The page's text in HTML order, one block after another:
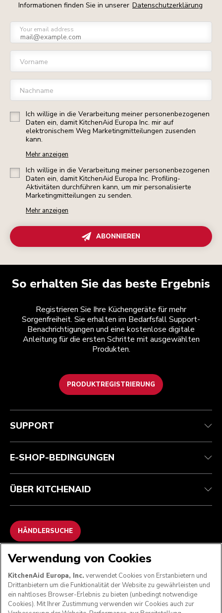
Informationen finden Sie in unserer Datenschutzerklärung
Your email address
Vorname
Nachname
Ich willige in die Verarbeitung meiner personenbezogenen
Daten ein, damit KitchenAid Europa Inc. mir auf
elektronischem Weg Marketingmitteilungen zusenden
kann.
Mehr anzeigen
Ich willige in die Verarbeitung meiner personenbezogenen
Daten ein, damit KitchenAid Europa Inc. Profiling-
Aktivitäten durchführen kann, um mir personalisierte
Marketingmitteilungen zu senden.
Mehr anzeigen
ABONNIEREN
So erhalten Sie das beste Ergebnis
Registrieren Sie Ihre Küchengeräte für mehr
Sorgenfreiheit. Sie erhalten im Bedarfsfall Support-
Benachrichtigungen und eine kostenlose digitale
Anleitung für die ersten Schritte mit ausgewählten
Produkten.
PRODUKTREGISTRIERUNG
Health Check
Verfolgen Sie Ihre Bestellung
Garantie und Dokumente
Häufig gestellte fragen
Teilnahmebedingungen
Rückgaben und Erstattungen
Impressum
ODR
Die Marke
Händlersuche
SUPPORT
E-SHOP-BEDINGUNGEN
ÜBER KITCHENAID
HÄNDLERSUCHE
WIR AKZEPTIEREN
FOLGEN SIE UNS
Verwendung von Cookies
KitchenAid Europa, Inc. verwendet Cookies von Erstanbietern und
Drittanbietern um die Funktionalität der Website zu gewährleisten und
ein nahtloses Browser-Erlebnis zu bieten (unbedingt notwendige
Cookies). Mit Ihrer Zustimmung verwenden wir Cookies auch zur